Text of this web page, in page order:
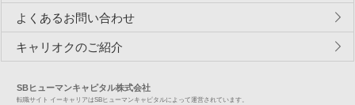
よくあるお問い合わせ
キャリオクのご紹介
SBヒューマンキャピタル株式会社
転職サイト イーキャリアはSBヒューマンキャピタルによって運営されています。